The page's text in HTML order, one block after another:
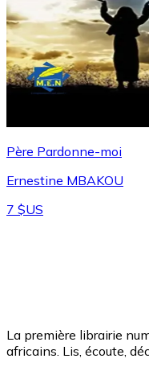
Père Pardonne-moi
Ernestine MBAKOU
7 $US
La première librairie
africains. Lis, écoute,